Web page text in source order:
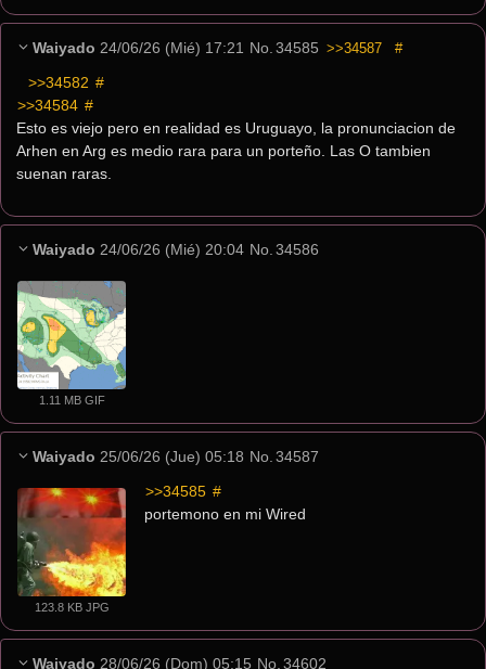
Waiyado 24/06/26 (Mié) 17:21 No. 34585 >>34587 #
>>34582 #
>>34584 #
Esto es viejo pero en realidad es Uruguayo, la pronunciacion de
Arhen en Arg es medio rara para un porteño. Las O tambien
suenan raras.
Waiyado 24/06/26 (Mié) 20:04 No. 34586
1.11 MB GIF
Waiyado 25/06/26 (Jue) 05:18 No. 34587
123.8 KB JPG
>>34585 #
portemono en mi Wired
Waiyado 28/06/26 (Dom) 05:15 No. 34602